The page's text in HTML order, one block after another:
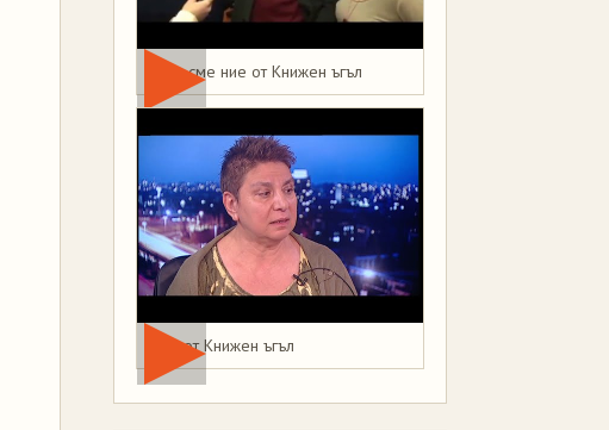
Това сме ние от Книжен ъгъл
Мая от Книжен ъгъл